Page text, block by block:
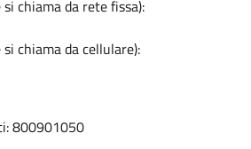
chiama da rete fissa):
chiama da cellulare):
800901050